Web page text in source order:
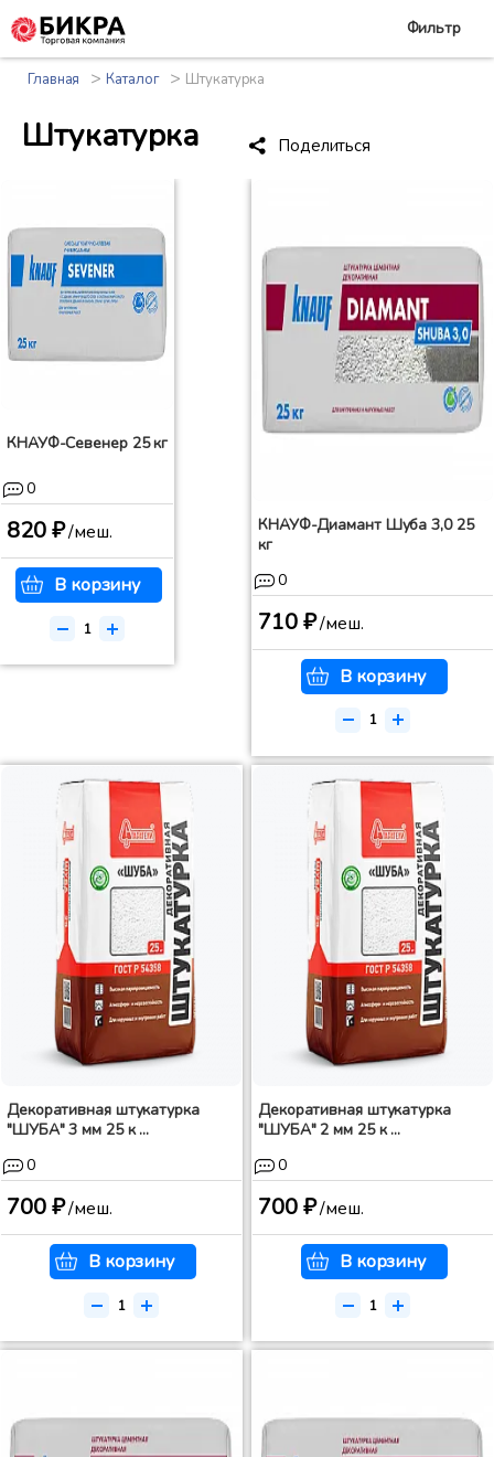
Главная >Каталог > Штукатурка
Штукатурка Поделиться
Фильтр
КНАУФ-Севенер 25 кг
0
820 ₽/меш.
В корзину
КНАУФ-Диамант Шуба 3,0 25
кг
0
710 ₽/меш.
В корзину
Декоративная штукатурка
"ШУБА" 3 мм 25 к ...
0
700 ₽/меш.
В корзину
Декоративная штукатурка
"ШУБА" 2 мм 25 к ...
0
700 ₽/меш.
В корзину